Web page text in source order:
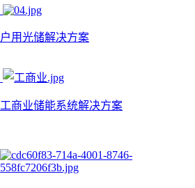
户用光储解决方案
工商业储能系统解决方案